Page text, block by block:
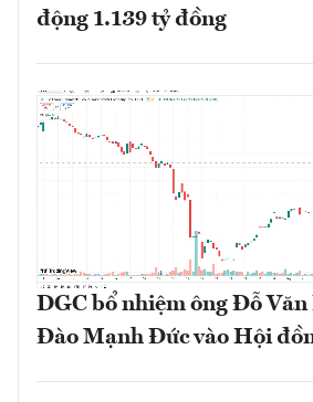
động 1.139 tỷ đồng
DGC bổ nhiệm ông Đỗ
Đào Mạnh Đức vào Hội